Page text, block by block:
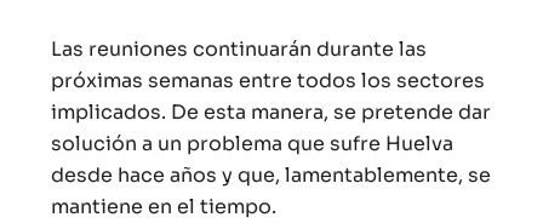
Las reuniones continuarán durante las
próximas semanas entre todos los sectores
implicados. De esta manera, se pretende dar
solución a un problema que sufre Huelva
desde hace años y que, lamentablemente, se
mantiene en el tiempo.